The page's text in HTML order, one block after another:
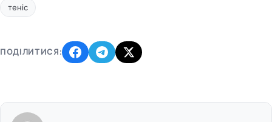
теніс
ПОДІЛИТИСЯ: